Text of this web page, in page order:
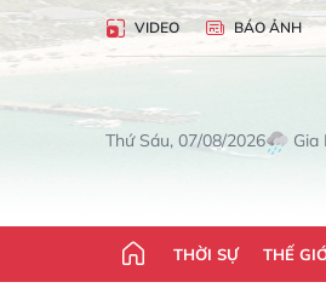
VIDEO BÁO ẢNH
Thứ Sáu, 07/08/2026 Gia
THỜI SỰ THẾ